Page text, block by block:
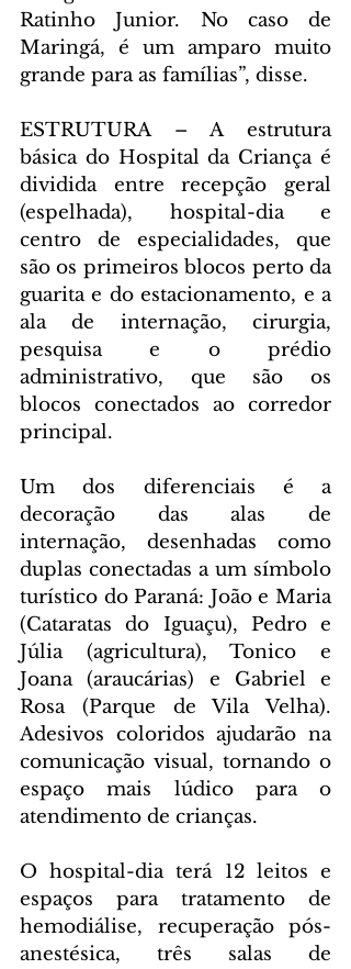
Ratinho Junior. No caso de
Maringá, é um amparo muito
grande para as famílias”, disse.
ESTRUTURA – A estrutura
básica do Hospital da Criança é
dividida entre recepção geral
(espelhada), hospital-dia e
centro de especialidades, que
são os primeiros blocos perto da
guarita e do estacionamento, e a
ala de internação, cirurgia,
pesquisa e o prédio
administrativo, que são os
blocos conectados ao corredor
principal.
Um dos diferenciais é a
decoração das alas de
internação, desenhadas como
duplas conectadas a um símbolo
turístico do Paraná: João e Maria
(Cataratas do Iguaçu), Pedro e
Júlia (agricultura), Tonico e
Joana (araucárias) e Gabriel e
Rosa (Parque de Vila Velha).
Adesivos coloridos ajudarão na
comunicação visual, tornando o
espaço mais lúdico para o
atendimento de crianças.
O hospital-dia terá 12 leitos e
espaços para tratamento de
hemodiálise, recuperação pós-
anestésica, três salas de